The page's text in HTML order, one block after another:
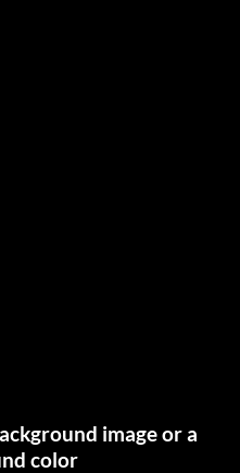
image or a
color